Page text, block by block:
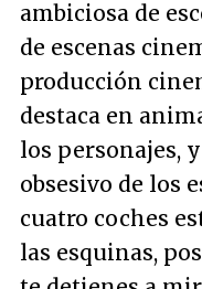
ambiciosa de
de escenas
producción
destaca en
los personajes,
obsesivo de los
cuatro coches
las esquinas,